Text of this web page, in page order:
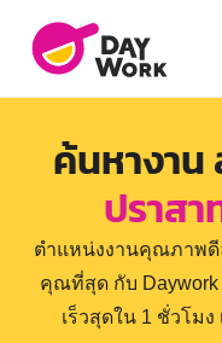
ค้นหางาน
ปราส
ตำแหน่งงานคุณภาพ
คุณที่สุด กับ
เร็วสุดใน 1 ชั่วโม